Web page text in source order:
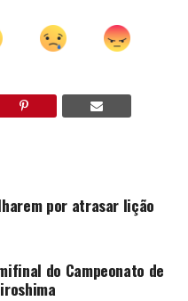
por atrasar lição
do Campeonato de